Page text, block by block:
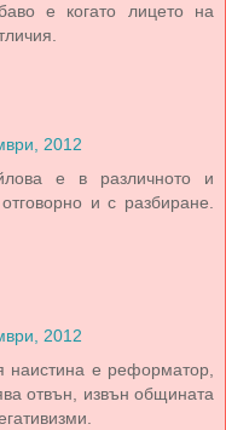
е когато лицето на
2012
е в различното и
и с разбиране.
2012
наистина е реформатор,
отвън, извън общината